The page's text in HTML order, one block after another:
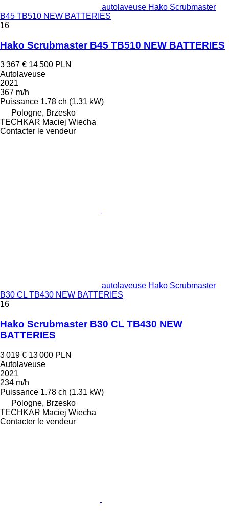
autolaveuse Hako Scrubmaster
B45 TB510 NEW BATTERIES
16
Hako Scrubmaster B45 TB510 NEW BATTERIES
3 367 € 14 500 PLN
Autolaveuse
2021
367 m/h
Puissance 1.78 ch (1.31 kW)
Pologne, Brzesko
TECHKAR Maciej Wiecha
Contacter le vendeur
autolaveuse Hako Scrubmaster
B30 CL TB430 NEW BATTERIES
16
Hako Scrubmaster B30 CL TB430 NEW
BATTERIES
3 019 € 13 000 PLN
Autolaveuse
2021
234 m/h
Puissance 1.78 ch (1.31 kW)
Pologne, Brzesko
TECHKAR Maciej Wiecha
Contacter le vendeur